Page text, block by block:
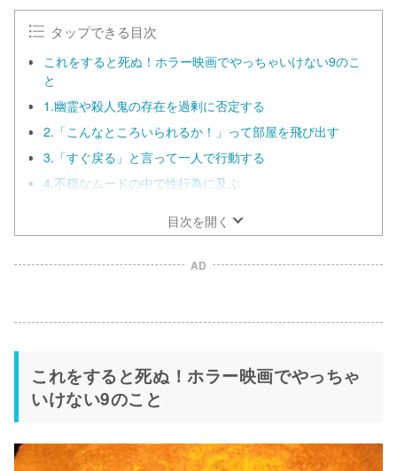
タップできる目次
これをすると死ぬ！ホラー映画でやっちゃいけない9のこ
と
1.幽霊や殺人鬼の存在を過剰に否定する
2.「こんなところいられるか！」って部屋を飛び出す
3.「すぐ戻る」と言って一人で行動する
4.不穏なムードの中で性行為に及ぶ
目次を開く
AD
これをすると死ぬ！ホラー映画でやっちゃ
いけない9のこと